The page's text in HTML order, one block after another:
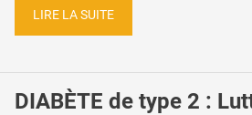
LIRE LA SUITE
DIABÈTE de type 2 :